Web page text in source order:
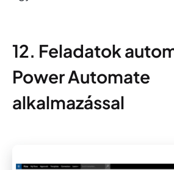
12. Feladatok
Power Automate
alkalmazással